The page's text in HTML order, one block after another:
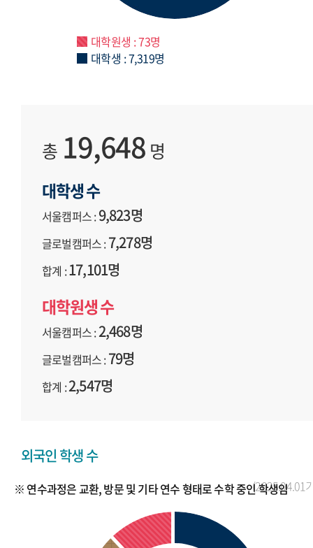
대학원생 : 73명
대학생 : 7,319명
총19,648 명
대학생 수
서울캠퍼스 :9,823명
글로벌캠퍼스 :7,278명
합계 :17,101명
대학원생 수
서울캠퍼스 :2,468명
글로벌캠퍼스 :79명
합계 :2,547명
외국인 학생 수
(2025.04.01
※ 연수과정은 교환, 방문 및 기타 연수 형태로 수학 중인 학생임